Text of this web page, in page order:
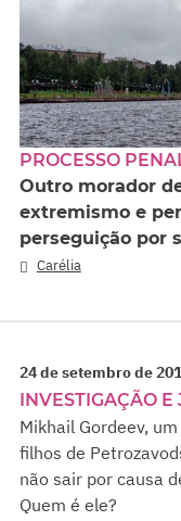
PROCESSO
Outro morador
extremismo e
perseguição por
Carélia
24 de setembro de
INVESTIGAÇÃO
Mikhail Gordeev,
filhos de
não sair por causa
Quem é ele?